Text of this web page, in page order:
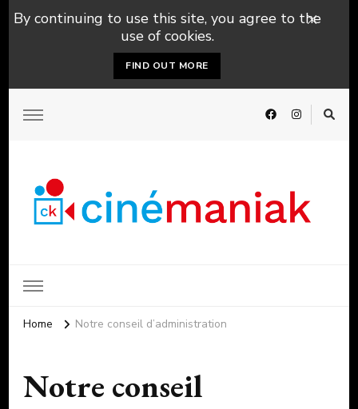
By continuing to use this site, you agree to the
use of cookies.
FIND OUT MORE
Home Notre conseil d’administration
Notre conseil